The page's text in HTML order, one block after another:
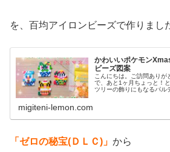
を、百均アイロンビーズで作りまし
かわいいポケモン
ビーズ図案
こんにちは。ご訪問ありが
で、あと1ヶ月ちょっと！
ツリーの飾りにもなるパル
migiteni-lemon.com
「ゼロの秘宝(ＤＬＣ)」 から